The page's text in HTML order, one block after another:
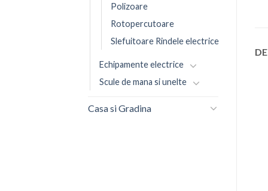
Polizoare
Rotopercutoare
Slefuitoare Rindele electrice
Echipamente electrice
Scule de mana si unelte
Casa si Gradina